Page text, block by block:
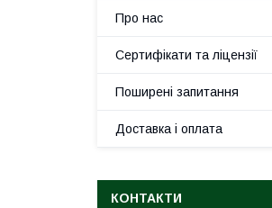
Про нас
Сертифікати та ліцензії
Поширені запитання
Доставка і оплата
КОНТАКТИ